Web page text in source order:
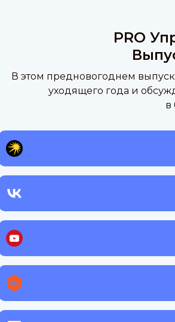
PRO
В этом предновогоднем
уходящего года и
в